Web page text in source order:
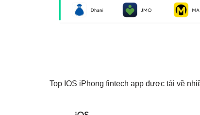
Top IOS iPhong fintech app được tải về